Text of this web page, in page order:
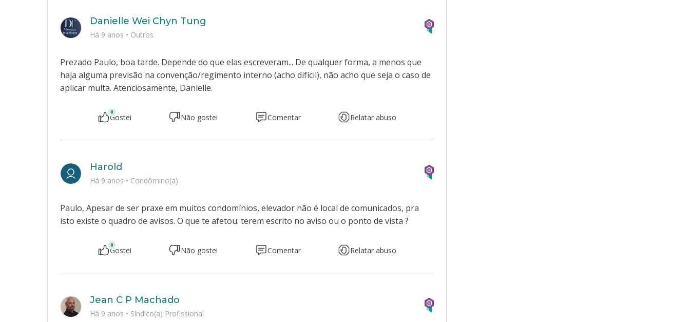
Prezado Paulo, boa tarde. Depende do que elas escreveram... De qualquer forma, a menos que
haja alguma previsão na convenção/regimento interno (acho difícil), não acho que seja o caso de
aplicar multa. Atenciosamente, Danielle.
Danielle Wei Chyn Tung
Há 9 anos • Outros
0
Gostei Não gostei Comentar Relatar abuso
Paulo, Apesar de ser praxe em muitos condomínios, elevador não é local de comunicados, pra
isto existe o quadro de avisos. O que te afetou: terem escrito no aviso ou o ponto de vista ?
Harold
Há 9 anos • Condômino(a)
0
Gostei Não gostei Comentar Relatar abuso
Jean C P Machado
Há 9 anos • Síndico(a) Profissional